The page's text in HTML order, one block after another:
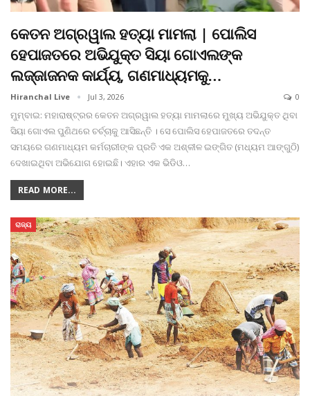
କେତନ ଅଗ୍ରୱାଲ ହତ୍ୟା ମାମଲା | ପୋଲିସ
ହେପାଜତରେ ଅଭିଯୁକ୍ତ ସିୟା ଗୋଏଲଙ୍କ
ଲଜ୍ଜାଜନକ କାର୍ଯ୍ୟ, ଗଣମାଧ୍ୟମକୁ…
Hiranchal Live Jul 3, 2026 0
ମୁମ୍ବାଇ: ମହାରାଷ୍ଟ୍ରର କେତନ ଅଗ୍ରୱାଲ ହତ୍ୟା ମାମଲାରେ ମୁଖ୍ୟ ଅଭିଯୁକ୍ତ ଥିବା
ସିୟା ଗୋଏଲ ପୁଣିଥରେ ଚର୍ଚ୍ଚାକୁ ଆସିଛନ୍ତି । ସେ ପୋଲିସ ହେପାଜତରେ ତଦନ୍ତ
ସମୟରେ ଗଣମାଧ୍ୟମ କର୍ମଚାରୀଙ୍କ ପ୍ରତି ଏକ ଅଶ୍ଳୀଳ ଇଙ୍ଗିତ (ମଧ୍ୟମ ଆଙ୍ଗୁଠି)
ଦେଖାଇଥିବା ଅଭିଯୋଗ ହୋଇଛି। ଏହାର ଏକ ଭିଡିଓ…
READ MORE...
ରାଜ୍ୟ